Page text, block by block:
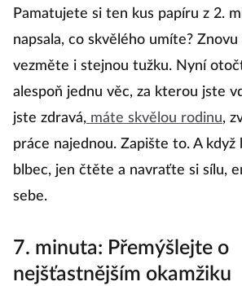
Pamatujete si ten kus papíru z 2.
napsala, co skvělého umíte?
vezměte i stejnou tužku. Nyní
alespoň jednu věc, za kterou jste
jste zdravá, máte skvělou rodinu,
práce najednou. Zapište to. A
blbec, jen čtěte a navraťte si sílu,
sebe.
7. minuta: Přemýšlejte o
nejšťastnějším okamžiku